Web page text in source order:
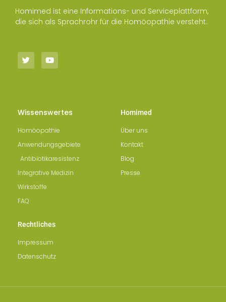
Homimed ist eine Informations- und Serviceplattform,
die sich als Sprachrohr für die Homöopathie versteht.
Wissenswertes
Homöopathie
Anwendungsgebiete
Antibiotikaresistenz
Integrative Medizin
Wirkstoffe
FAQ
Homimed
Über uns
Kontakt
Blog
Presse
Rechtliches
Impressum
Datenschutz